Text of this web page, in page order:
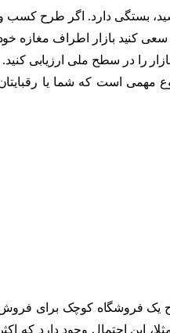
بستگی دارد. اگر طرح کسب
کنید بازار اطراف مغازه
را در سطح ملی ارزیابی کنید.
مهمی است که شما یا
یک فروشگاه کوچک برای
این احتمال وجود دارد که